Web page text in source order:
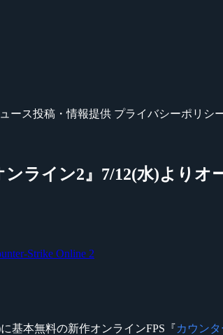
ース投稿・情報提供 プライバシーポリシ
ンライン2』7/12(水)より
Strike Online 2
基本無料の新作オンラインFPS『カウン